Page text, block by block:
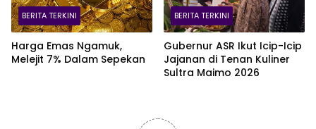
BERITA TERKINI
Harga Emas Ngamuk,
Melejit 7% Dalam Sepekan
BERITA TERKINI
Gubernur ASR Ikut Icip-Icip
Jajanan di Tenan Kuliner
Sultra Maimo 2026